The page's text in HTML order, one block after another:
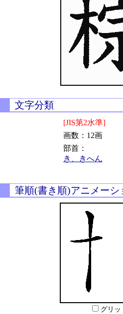
文字分類
[JIS第2水準]
画数：12画
部首：
き、きへん
筆順(書き順)アニメーシ
グリッ